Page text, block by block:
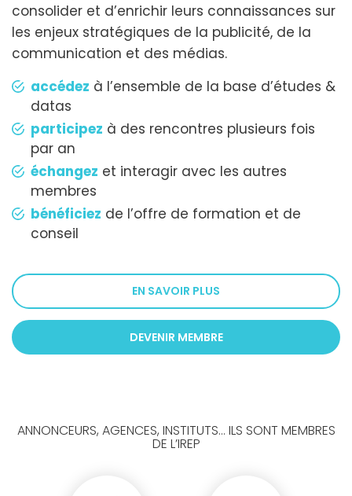
consolider et d’enrichir leurs connaissances sur
les enjeux stratégiques de la publicité, de la
communication et des médias.
accédez à l’ensemble de la base d’études &
datas
participez à des rencontres plusieurs fois
par an
échangez et interagir avec les autres
membres
bénéficiez de l’offre de formation et de
conseil
EN SAVOIR PLUS
DEVENIR MEMBRE
ANNONCEURS, AGENCES, INSTITUTS... ILS SONT MEMBRES
DE L’IREP